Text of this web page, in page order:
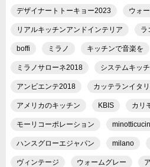
デザイナートトーキョー2023 ウォ
リアルキッチンアンドインテリア ラ
boffi ミラノ キッチンで音楽を
ミラノサローネ2018 システムキッ
アンビエンテ2018 カッテランイタ
アメリカのキッチン KBIS カリ
モーリコーポレーション
ハンスグローエジャパン milano
ヴィンテージ ウォームグレー